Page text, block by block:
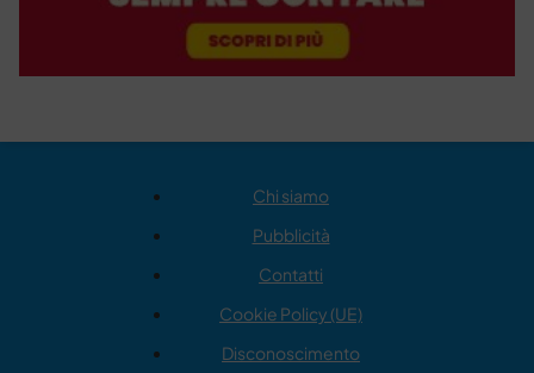
Chi siamo
Pubblicità
Contatti
Cookie Policy (UE)
Disconoscimento